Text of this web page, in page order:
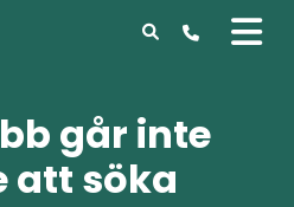
går inte
att söka